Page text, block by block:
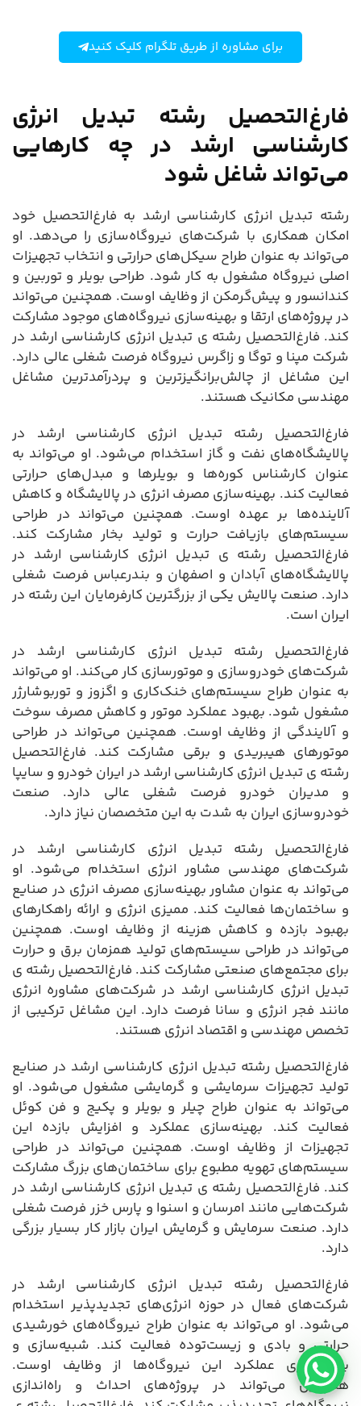
برای مشاوره از طریق تلگرام کلیک کنید
فارغ‌التحصیل رشته تبدیل انرژی
کارشناسی ارشد در چه کارهایی
می‌تواند شاغل شود
رشته تبدیل انرژی کارشناسی ارشد به فارغ‌التحصیل خود
امکان همکاری با شرکت‌های نیروگاه‌سازی را می‌دهد. او
می‌تواند به عنوان طراح سیکل‌های حرارتی و انتخاب تجهیزات
اصلی نیروگاه مشغول به کار شود. طراحی بویلر و توربین و
کندانسور و پیش‌گرمکن از وظایف اوست. همچنین می‌تواند
در پروژه‌های ارتقا و بهینه‌سازی نیروگاه‌های موجود مشارکت
کند. فارغ‌التحصیل رشته ی تبدیل انرژی کارشناسی ارشد در
شرکت مپنا و توگا و زاگرس نیروگاه فرصت شغلی عالی دارد.
این مشاغل از چالش‌برانگیزترین و پردرآمدترین مشاغل
مهندسی مکانیک هستند.
فارغ‌التحصیل رشته تبدیل انرژی کارشناسی ارشد در
پالایشگاه‌های نفت و گاز استخدام می‌شود. او می‌تواند به
عنوان کارشناس کوره‌ها و بویلرها و مبدل‌های حرارتی
فعالیت کند. بهینه‌سازی مصرف انرژی در پالایشگاه و کاهش
آلاینده‌ها بر عهده اوست. همچنین می‌تواند در طراحی
سیستم‌های بازیافت حرارت و تولید بخار مشارکت کند.
فارغ‌التحصیل رشته ی تبدیل انرژی کارشناسی ارشد در
پالایشگاه‌های آبادان و اصفهان و بندرعباس فرصت شغلی
دارد. صنعت پالایش یکی از بزرگترین کارفرمایان این رشته در
ایران است.
فارغ‌التحصیل رشته تبدیل انرژی کارشناسی ارشد در
شرکت‌های خودروسازی و موتورسازی کار می‌کند. او می‌تواند
به عنوان طراح سیستم‌های خنک‌کاری و اگزوز و توربوشارژر
مشغول شود. بهبود عملکرد موتور و کاهش مصرف سوخت
و آلایندگی از وظایف اوست. همچنین می‌تواند در طراحی
موتورهای هیبریدی و برقی مشارکت کند. فارغ‌التحصیل
رشته ی تبدیل انرژی کارشناسی ارشد در ایران خودرو و سایپا
و مدیران خودرو فرصت شغلی عالی دارد. صنعت
خودروسازی ایران به شدت به این متخصصان نیاز دارد.
فارغ‌التحصیل رشته تبدیل انرژی کارشناسی ارشد در
شرکت‌های مهندسی مشاور انرژی استخدام می‌شود. او
می‌تواند به عنوان مشاور بهینه‌سازی مصرف انرژی در صنایع
و ساختمان‌ها فعالیت کند. ممیزی انرژی و ارائه راهکارهای
بهبود بازده و کاهش هزینه از وظایف اوست. همچنین
می‌تواند در طراحی سیستم‌های تولید همزمان برق و حرارت
برای مجتمع‌های صنعتی مشارکت کند. فارغ‌التحصیل رشته ی
تبدیل انرژی کارشناسی ارشد در شرکت‌های مشاوره انرژی
مانند فجر انرژی و سانا فرصت دارد. این مشاغل ترکیبی از
تخصص مهندسی و اقتصاد انرژی هستند.
فارغ‌التحصیل رشته تبدیل انرژی کارشناسی ارشد در صنایع
تولید تجهیزات سرمایشی و گرمایشی مشغول می‌شود. او
می‌تواند به عنوان طراح چیلر و بویلر و پکیج و فن کوئل
فعالیت کند. بهینه‌سازی عملکرد و افزایش بازده این
تجهیزات از وظایف اوست. همچنین می‌تواند در طراحی
سیستم‌های تهویه مطبوع برای ساختمان‌های بزرگ مشارکت
کند. فارغ‌التحصیل رشته ی تبدیل انرژی کارشناسی ارشد در
شرکت‌هایی مانند امرسان و اسنوا و پارس خزر فرصت شغلی
دارد. صنعت سرمایش و گرمایش ایران بازار کار بسیار بزرگی
دارد.
فارغ‌التحصیل رشته تبدیل انرژی کارشناسی ارشد در
شرکت‌های فعال در حوزه انرژی‌های تجدیدپذیر استخدام
می‌شود. او می‌تواند به عنوان طراح نیروگاه‌های خورشیدی
حرارتی و بادی و زیست‌توده فعالیت کند. شبیه‌سازی و
بهینه‌سازی عملکرد این نیروگاه‌ها از وظایف اوست.
همچنین می‌تواند در پروژه‌های احداث و راه‌اندازی